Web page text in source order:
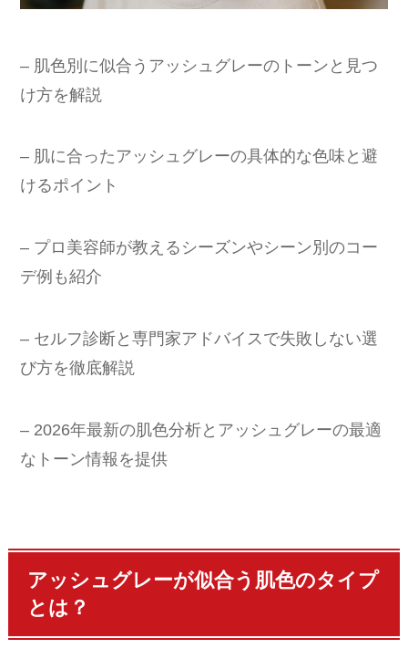
– 肌色別に似合うアッシュグレーのトーンと見つ
け方を解説
– 肌に合ったアッシュグレーの具体的な色味と避
けるポイント
– プロ美容師が教えるシーズンやシーン別のコー
デ例も紹介
– セルフ診断と専門家アドバイスで失敗しない選
び方を徹底解説
– 2026年最新の肌色分析とアッシュグレーの最適
なトーン情報を提供
アッシュグレーが似合う肌色のタイプ
とは？